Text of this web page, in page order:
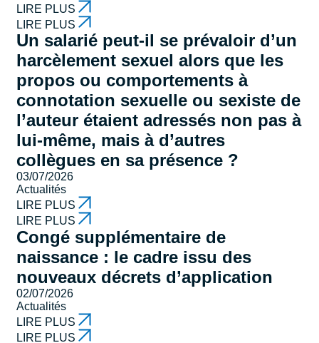
LIRE PLUS
LIRE PLUS
Un salarié peut-il se prévaloir d’un
harcèlement sexuel alors que les
propos ou comportements à
connotation sexuelle ou sexiste de
l’auteur étaient adressés non pas à
lui-même, mais à d’autres
collègues en sa présence ?
03/07/2026
Actualités
LIRE PLUS
LIRE PLUS
Congé supplémentaire de
naissance : le cadre issu des
nouveaux décrets d’application
02/07/2026
Actualités
LIRE PLUS
LIRE PLUS